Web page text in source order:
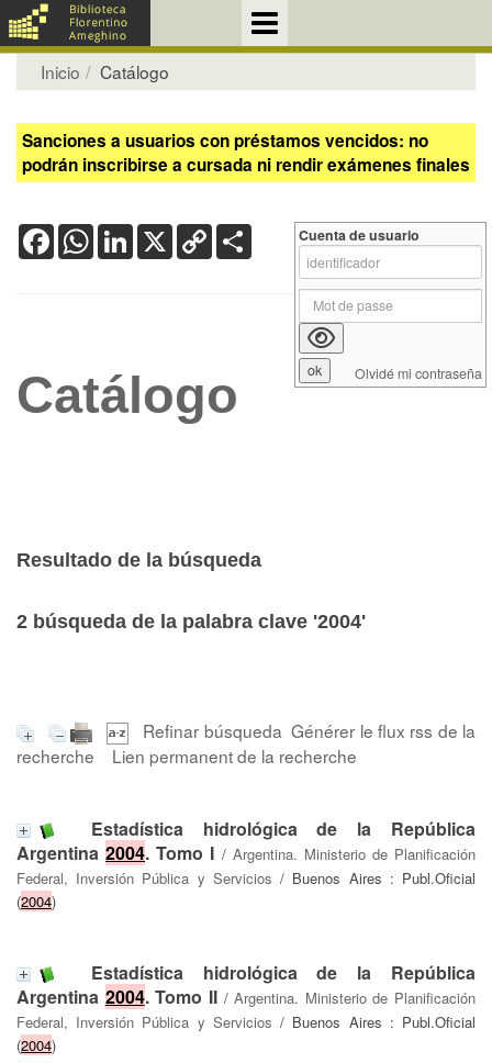
Inicio Catálogo
Sanciones a usuarios con préstamos vencidos: no
podrán inscribirse a cursada ni rendir exámenes finales
FacebookWhatsApp
LinkedIn
X Copy
Link
Catálogo
Resultado de la búsqueda
2 búsqueda de la palabra clave '2004'
Refinar búsqueda Générer le flux rss de la
recherche
Lien permanent de la recherche
Estadística hidrológica de la República
Argentina2004. Tomo I / Argentina. Ministerio de Planificación
Federal, Inversión Pública y Servicios / Buenos Aires : Publ.Oficial
(2004)
Estadística hidrológica de la República
Argentina 2004. Tomo II/Argentina. Ministerio de Planificación
Federal, Inversión Pública y Servicios / Buenos Aires : Publ.Oficial
(2004)
Cuenta de usuario
Olvidé mi contraseña